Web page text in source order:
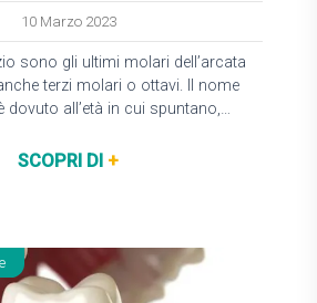
10 Marzo 2023
sono gli ultimi molari dell’arcata
terzi molari o ottavi. Il nome
dovuto all’età in cui spuntano,
SCOPRI DI +